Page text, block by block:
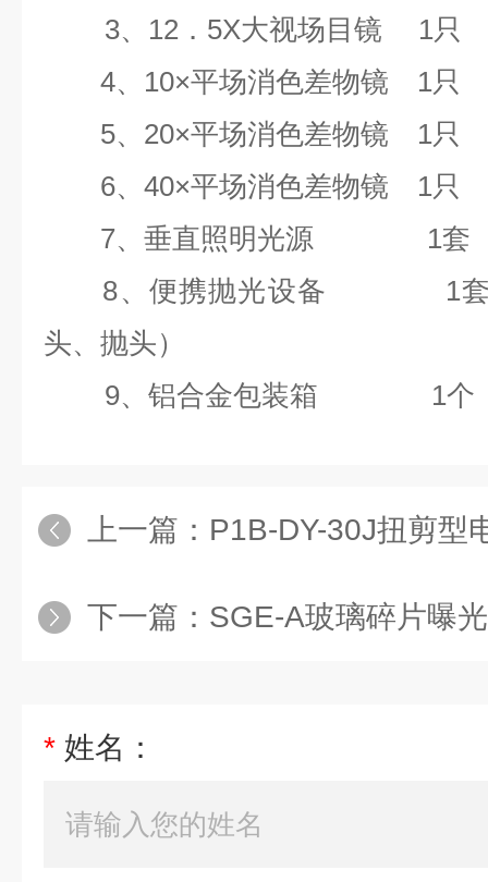
3、 12 ． 5X大视场目镜 1
4、 10×平场消色差物镜 1
5、 20×平场消色差物镜 1
6、 40×平场消色差物镜 1
7、垂直照明光源 1
8、便携抛光设备 1
头、抛头）
9、铝合金包装箱 1个
上一篇： P1B-DY-30J扭剪型
下一篇： SGE-A玻璃碎片曝
* 姓名：